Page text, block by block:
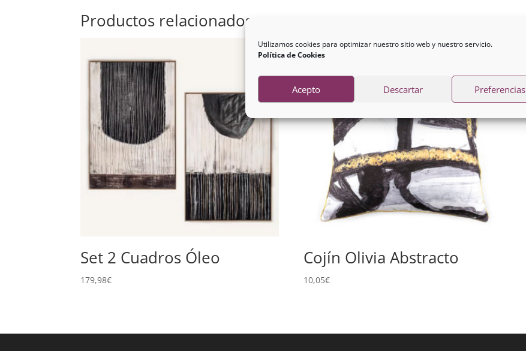
Utilizamos cookies para optimizar nuestro sitio web y nuestro servicio.
Política de Cookies
Acepto Descartar Preferencias
Productos relacionados
Set 2 Cuadros Óleo
179,98€
Cojín Olivia Abstracto
10,05€